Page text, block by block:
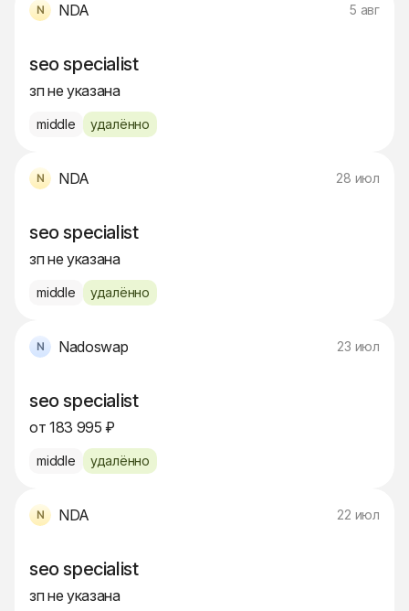
NDA 5 авг
seo specialist
зп не указана
middle удалённо
NDA 28 июл
seo specialist
зп не указана
middle удалённо
Nadoswap 23 июл
seo specialist
от 183 995 ₽
middle удалённо
NDA 22 июл
seo specialist
зп не указана